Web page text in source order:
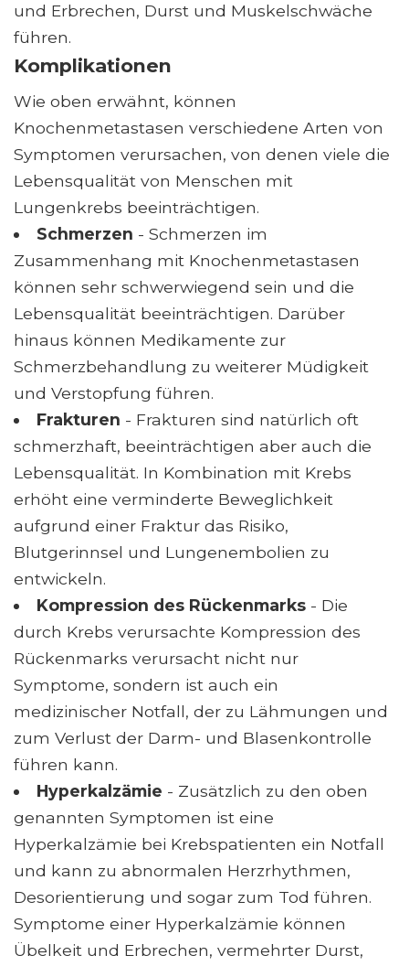
und Erbrechen, Durst und Muskelschwäche
führen.
Komplikationen
Wie oben erwähnt, können
Knochenmetastasen verschiedene Arten von
Symptomen verursachen, von denen viele die
Lebensqualität von Menschen mit
Lungenkrebs beeinträchtigen.
Schmerzen - Schmerzen im
Zusammenhang mit Knochenmetastasen
können sehr schwerwiegend sein und die
Lebensqualität beeinträchtigen. Darüber
hinaus können Medikamente zur
Schmerzbehandlung zu weiterer Müdigkeit
und Verstopfung führen.
Frakturen - Frakturen sind natürlich oft
schmerzhaft, beeinträchtigen aber auch die
Lebensqualität. In Kombination mit Krebs
erhöht eine verminderte Beweglichkeit
aufgrund einer Fraktur das Risiko,
Blutgerinnsel und Lungenembolien zu
entwickeln.
Kompression des Rückenmarks - Die
durch Krebs verursachte Kompression des
Rückenmarks verursacht nicht nur
Symptome, sondern ist auch ein
medizinischer Notfall, der zu Lähmungen und
zum Verlust der Darm- und Blasenkontrolle
führen kann.
Hyperkalzämie - Zusätzlich zu den oben
genannten Symptomen ist eine
Hyperkalzämie bei Krebspatienten ein Notfall
und kann zu abnormalen Herzrhythmen,
Desorientierung und sogar zum Tod führen.
Symptome einer Hyperkalzämie können
Übelkeit und Erbrechen, vermehrter Durst,